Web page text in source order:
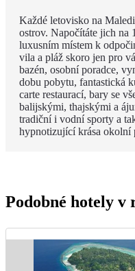
Každé letovisko na
ostrov. Napočítáte jich na
luxusním místem k
vila a pláž skoro jen pro
bazén, osobní poradce,
dobu pobytu, fantastická
carte restaurací, bary se
balijskými, thajskými a
tradiční i vodní sporty a
hypnotizující krása okolní
Podobné hotely v